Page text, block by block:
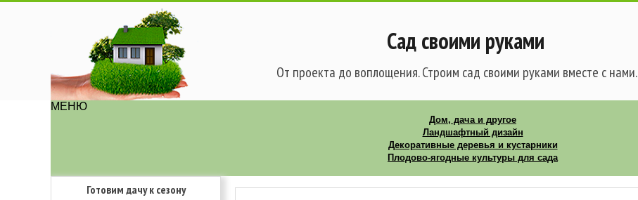
Сад своими руками
От проекта до воплощения. Строим сад своими руками вместе с нами.
МЕНЮ
Дом, дача и другое
Ландшафтный дизайн
Декоративные деревья и кустарники
Плодово-ягодные культуры для сада
Готовим дачу к сезону